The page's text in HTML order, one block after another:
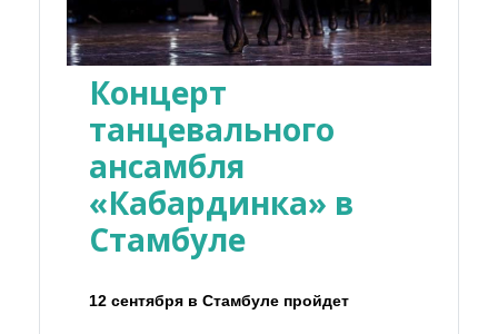
Концерт
танцевального
ансамбля
«Кабардинка» в
Стамбуле
12 сентября в Стамбуле пройдет